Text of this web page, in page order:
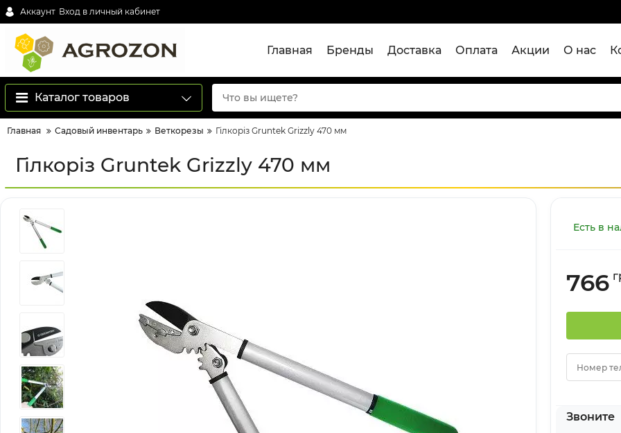
Аккаунт Вход в личный кабинет
Главная Бренды Доставка Оплата Акции О нас
Каталог товаров
Главная Садовый инвентарь Веткорезы Гілкоріз Gruntek Grizzly 470 мм
Гілкоріз Gruntek Grizzly 470 мм
Есть в
766
Номер
Звоните